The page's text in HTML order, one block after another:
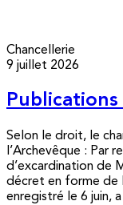
Chancellerie
9 juillet 2026
Selon le droit, le
l’Archevêque : Par
d’excardination de
décret en forme de
enregistré le 6 juin,